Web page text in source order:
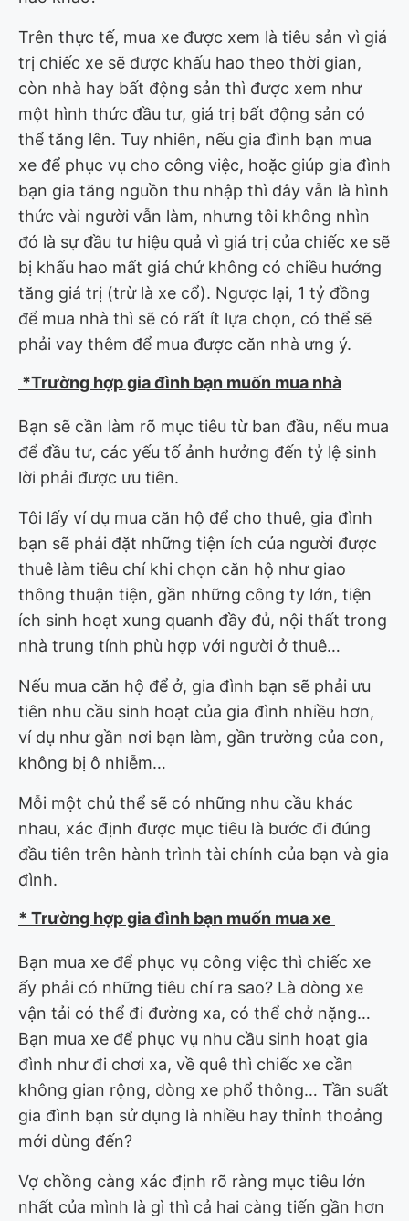
Trên thực tế, mua xe được xem là tiêu sản vì giá
trị chiếc xe sẽ được khấu hao theo thời gian,
còn nhà hay bất động sản thì được xem như
một hình thức đầu tư, giá trị bất động sản có
thể tăng lên. Tuy nhiên, nếu gia đình bạn mua
xe để phục vụ cho công việc, hoặc giúp gia đình
bạn gia tăng nguồn thu nhập thì đây vẫn là hình
thức vài người vẫn làm, nhưng tôi không nhìn
đó là sự đầu tư hiệu quả vì giá trị của chiếc xe sẽ
bị khấu hao mất giá chứ không có chiều hướng
tăng giá trị (trừ là xe cổ). Ngược lại, 1 tỷ đồng
để mua nhà thì sẽ có rất ít lựa chọn, có thể sẽ
phải vay thêm để mua được căn nhà ưng ý.
*Trường hợp gia đình bạn muốn mua nhà
Bạn sẽ cần làm rõ mục tiêu từ ban đầu, nếu mua
để đầu tư, các yếu tố ảnh hưởng đến tỷ lệ sinh
lời phải được ưu tiên.
Tôi lấy ví dụ mua căn hộ để cho thuê, gia đình
bạn sẽ phải đặt những tiện ích của người được
thuê làm tiêu chí khi chọn căn hộ như giao
thông thuận tiện, gần những công ty lớn, tiện
ích sinh hoạt xung quanh đầy đủ, nội thất trong
nhà trung tính phù hợp với người ở thuê…
Nếu mua căn hộ để ở, gia đình bạn sẽ phải ưu
tiên nhu cầu sinh hoạt của gia đình nhiều hơn,
ví dụ như gần nơi bạn làm, gần trường của con,
không bị ô nhiễm…
Mỗi một chủ thể sẽ có những nhu cầu khác
nhau, xác định được mục tiêu là bước đi đúng
đầu tiên trên hành trình tài chính của bạn và gia
đình.
* Trường hợp gia đình bạn muốn mua xe
Bạn mua xe để phục vụ công việc thì chiếc xe
ấy phải có những tiêu chí ra sao? Là dòng xe
vận tải có thể đi đường xa, có thể chở nặng…
Bạn mua xe để phục vụ nhu cầu sinh hoạt gia
đình như đi chơi xa, về quê thì chiếc xe cần
không gian rộng, dòng xe phổ thông… Tần suất
gia đình bạn sử dụng là nhiều hay thỉnh thoảng
mới dùng đến?
Vợ chồng càng xác định rõ ràng mục tiêu lớn
nhất của mình là gì thì cả hai càng tiến gần hơn